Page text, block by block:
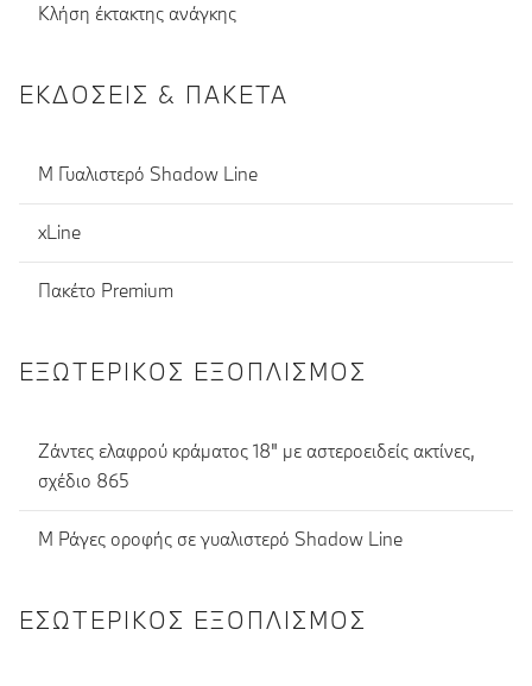
Κλήση έκτακτης ανάγκης
ΕΚΔΌΣΕΙΣ & ΠΑΚΈΤΑ
M Γυαλιστερό Shadow Line
xLine
Πακέτο Premium
ΕΞΩΤΕΡΙΚΌΣ ΕΞΟΠΛΙΣΜΌΣ
Ζάντες ελαφρού κράματος 18" με αστεροειδείς ακτίνες,
σχέδιο 865
M Ράγες οροφής σε γυαλιστερό Shadow Line
ΕΣΩΤΕΡΙΚΌΣ ΕΞΟΠΛΙΣΜΌΣ